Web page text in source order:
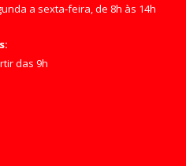
a sexta-feira, de 8h às 14h
das 9h